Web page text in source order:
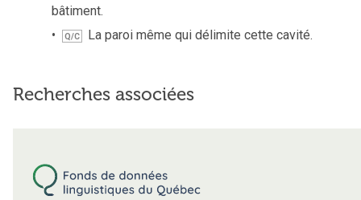
bâtiment.
Q/C La paroi même qui délimite cette cavité.
Recherches associées